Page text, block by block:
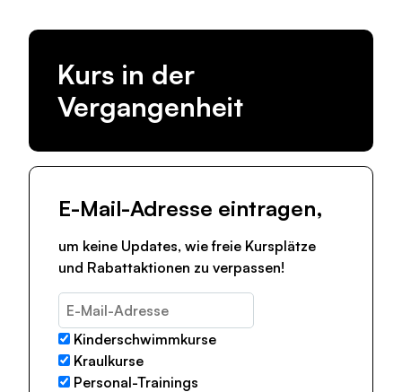
Kurs in der
Vergangenheit
E-Mail-Adresse eintragen,
um keine Updates, wie freie Kursplätze
und Rabattaktionen zu verpassen!
Kinderschwimmkurse
Kraulkurse
Personal-Trainings